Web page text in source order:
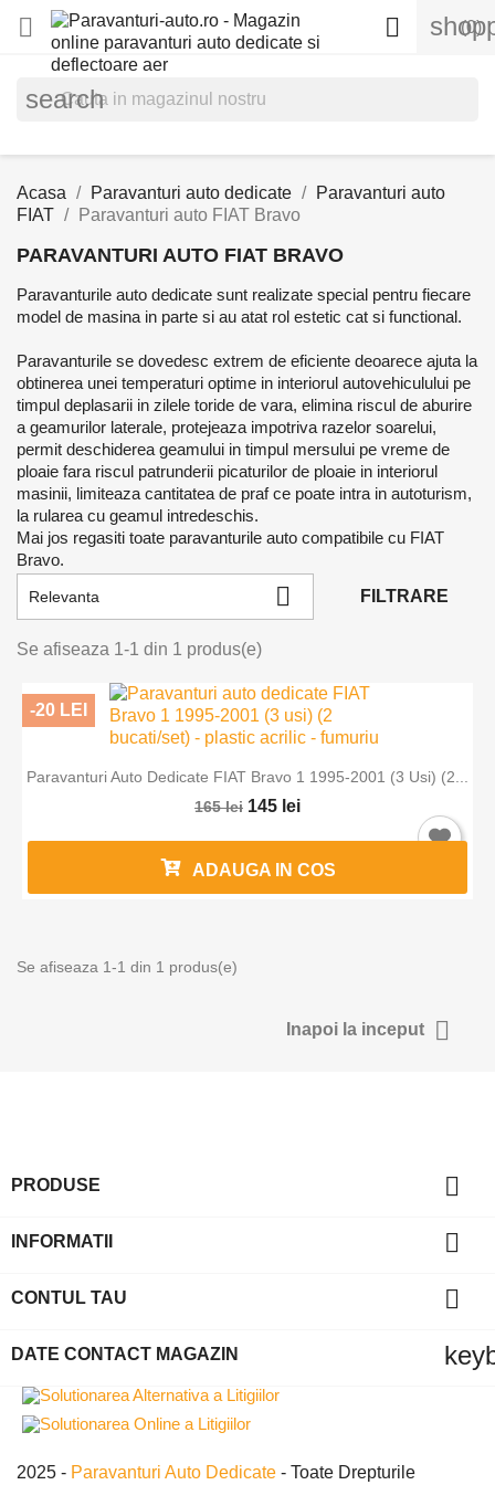
 (0)

search
Acasa Paravanturi auto dedicate
Paravanturi auto
FIAT
Paravanturi auto FIAT Bravo
PARAVANTURI AUTO FIAT BRAVO
Paravanturile auto dedicate sunt realizate special pentru fiecare
model de masina in parte si au atat rol estetic cat si functional.
Paravanturile se dovedesc extrem de eficiente deoarece ajuta la
obtinerea unei temperaturi optime in interiorul autovehiculului pe
timpul deplasarii in zilele toride de vara, elimina riscul de aburire
a geamurilor laterale, protejeaza impotriva razelor soarelui,
permit deschiderea geamului in timpul mersului pe vreme de
ploaie fara riscul patrunderii picaturilor de ploaie in interiorul
masinii, limiteaza cantitatea de praf ce poate intra in autoturism,
la rularea cu geamul intredeschis.
Mai jos regasiti toate paravanturile auto compatibile cu FIAT
Bravo.
Relevanta  FILTRARE
Se afiseaza 1-1 din 1 produs(e)
Paravanturi Auto Dedicate FIAT Bravo 1 1995-2001 (3 Usi) (2...
165 lei 145 lei
-20 LEI
ADAUGA IN COS
Se afiseaza 1-1 din 1 produs(e)
Inapoi la inceput 
PRODUSE 
INFORMATII 
CONTUL TAU 
DATE CONTACT MAGAZIN
2025 - Paravanturi Auto Dedicate - Toate Drepturile
Trebuie sa fi logat in contul de client pentru a salva produse in